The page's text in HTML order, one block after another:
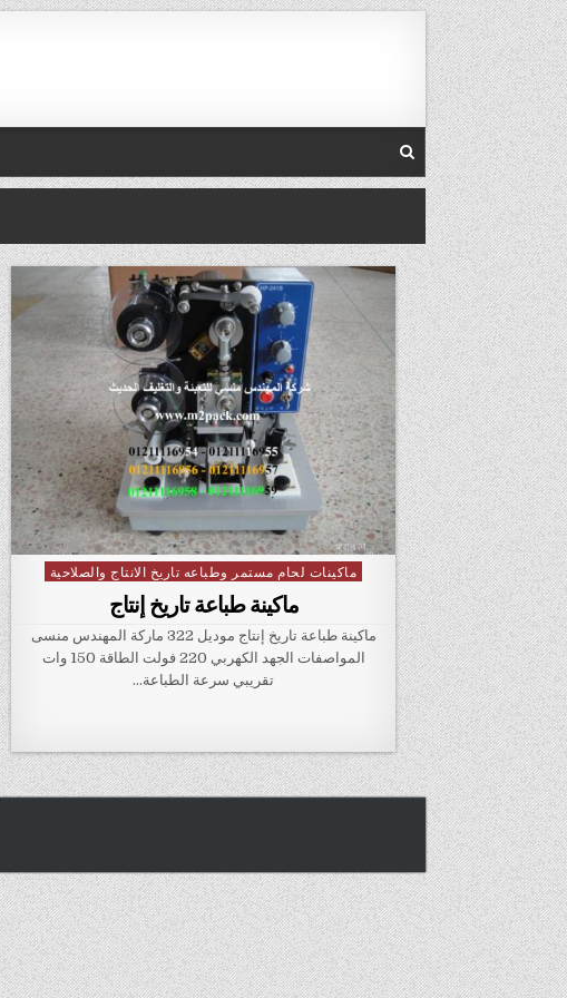
Skip to content
Posted in
ماكينات لحام مستمر وطباعه تاريخ الانتاج والصلاحية
ماكينة طباعة تاريخ إنتاج
ماكينة طباعة تاريخ إنتاج موديل 322 ماركة المهندس منسى
المواصفات الجهد الكهربي 220 فولت الطاقة 150 وات
تقريبي سرعة الطباعة…